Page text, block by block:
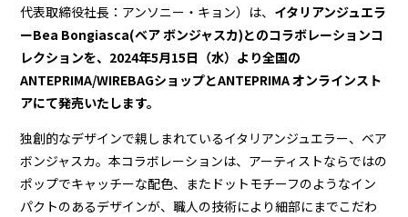
代表取締役社長：アンソニー・キョン）は、 イタリアンジュエラ
ーBea Bongiasca(ベア ボンジャスカ)とのコラボレーションコ
レクションを、2024年5月15日（水）より全国の
ANTEPRIMA/WIREBAGショップとANTEPRIMA オンラインスト
アにて発売いたします。
独創的なデザインで親しまれているイタリアンジュエラー、ベア
ボンジャスカ。本コラボレーションは、アーティストならではの
ポップでキャッチーな配色、またドットモチーフのようなイン
パクトのあるデザインが、職人の技術により細部にまでこだわ